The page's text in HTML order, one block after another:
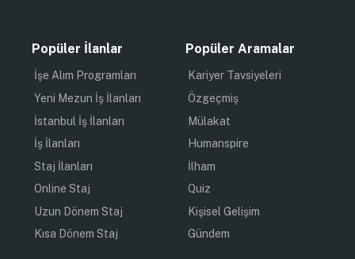
Popüler İlanlar
İşe Alım Programları
Yeni Mezun İş İlanları
İstanbul İş İlanları
İş İlanları
Staj İlanları
Online Staj
Uzun Dönem Staj
Kısa Dönem Staj
Popüler Aramalar
Kariyer Tavsiyeleri
Özgeçmiş
Mülakat
Humanspire
İlham
Quiz
Kişisel Gelişim
Gündem